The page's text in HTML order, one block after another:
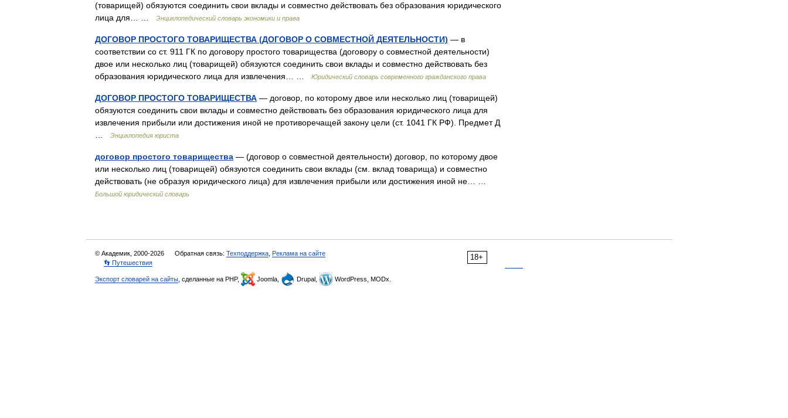
(товарищей) обязуются соединить свои вклады и совместно действовать без образования юридического
лица для… …
Энциклопедический словарь экономики и права
ДОГОВОР ПРОСТОГО ТОВАРИЩЕСТВА (ДОГОВОР О СОВМЕСТНОЙ ДЕЯТЕЛЬНОСТИ) — в
соответствии со ст. 911 ГК по договору простого товарищества (договору о совместной деятельности)
двое или несколько лиц (товарищей) обязуются соединить свои вклады и совместно действовать без
образования юридического лица для извлечения… …
Юридический словарь современного гражданского права
ДОГОВОР ПРОСТОГО ТОВАРИЩЕСТВА — договор, по которому двое или несколько лиц (товарищей)
обязуются соединить свои вклады и совместно действовать без образования юридического лица для
извлечения прибыли или достижения иной не противоречащей закону цели (ст. 1041 ГК РФ). Предмет Д
Энциклопедия юриста
договор простого товарищества — (договор о совместной деятельности) договор, по которому двое
или несколько лиц (товарищей) обязуются соединить свои вклады (см. вклад товарища) и совместно
действовать (не образуя юридического лица) для извлечения прибыли или достижения иной не… …
Большой юридический словарь
18+
© Академик, 2000-2026 Обратная связь: Техподдержка Реклама на сайте
👣 Путешествия
Экспорт словарей на сайты , сделанные на PHP, Joomla, Drupal, WordPress, MODx.